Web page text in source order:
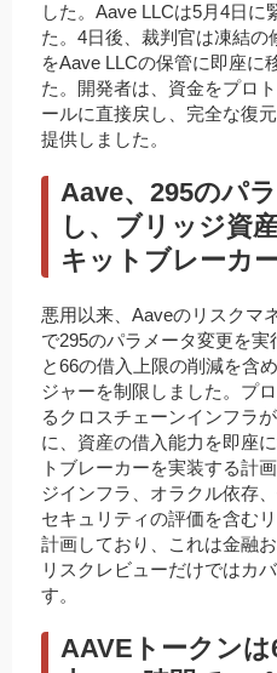
した。Aave LLCは5月4日に
た。4日後、裁判官は凍結の
をAave LLCの保管に即座に
た。開発者は、資金をプロ
ールに直接戻し、完全な復
提供しました。
Aave、295のパ
し、ブリッジ資
キットブレーカ
悪用以来、Aaveのリスクマ
で295のパラメータ変更を
と66の借入上限の削減を含
ジャーを制限しました。プ
るクロスチェーンインフラ
に、資産の借入能力を即座
トブレーカーを実装する計
ジインフラ、オラクル依存
セキュリティの評価を含む
計画しており、これは金融
リスクレビューだけではカ
す。
AAVEトークンは